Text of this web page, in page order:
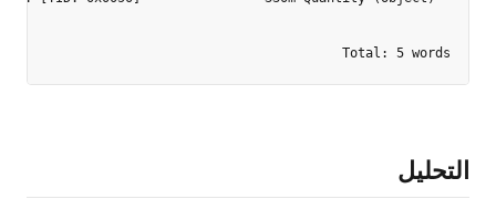
Total: 5 words
التحليل